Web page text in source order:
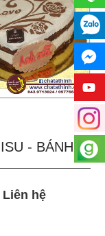
TIRAMISU - BÁNH TẶNG...
Liên hệ